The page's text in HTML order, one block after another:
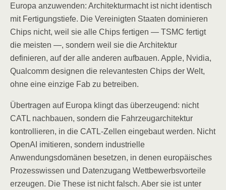
Europa anzuwenden: Architekturmacht ist nicht identisch
mit Fertigungstiefe. Die Vereinigten Staaten dominieren
Chips nicht, weil sie alle Chips fertigen — TSMC fertigt
die meisten —, sondern weil sie die Architektur
definieren, auf der alle anderen aufbauen. Apple, Nvidia,
Qualcomm designen die relevantesten Chips der Welt,
ohne eine einzige Fab zu betreiben.
Übertragen auf Europa klingt das überzeugend: nicht
CATL nachbauen, sondern die Fahrzeugarchitektur
kontrollieren, in die CATL-Zellen eingebaut werden. Nicht
OpenAI imitieren, sondern industrielle
Anwendungsdomänen besetzen, in denen europäisches
Prozesswissen und Datenzugang Wettbewerbsvorteile
erzeugen. Die These ist nicht falsch. Aber sie ist unter